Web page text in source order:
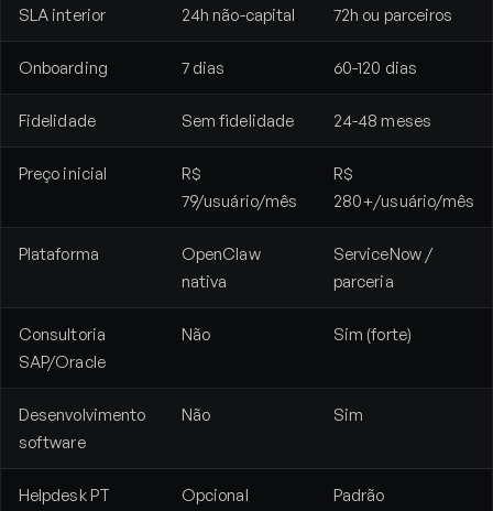
SLA interior 24h não-capital 72h ou parceiros
Onboarding 7 dias 60-120 dias
Fidelidade Sem fidelidade 24-48 meses
Preço inicial
R$
79/usuário/mês
R$
280+/usuário/mês
Plataforma
OpenClaw
nativa
ServiceNow /
parceria
Consultoria
SAP/Oracle
Não Sim (forte)
Desenvolvimento
software
Não Sim
Helpdesk PT
Opcional
Padrão